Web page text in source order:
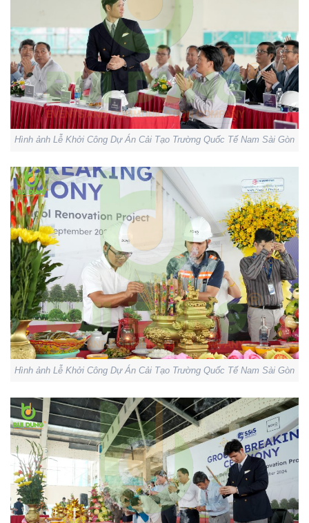
Hình ảnh Lễ Khởi Công Dự Án Cải Tạo Trường Quốc Tế Nam Sài Gòn
Hình ảnh Lễ Khởi Công Dự Án Cải Tạo Trường Quốc Tế Nam Sài Gòn